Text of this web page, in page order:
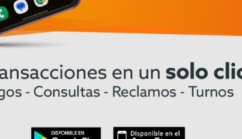
Cuenca recibe los Juegos Nacionales